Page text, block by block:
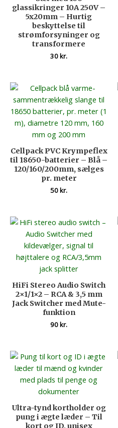
glassikringer 10A 250V –
5x20mm – Hurtig
beskyttelse til
strømforsyninger og
transformere
30kr.
Cellpack PVC Krympeflex
til 18650-batterier – Blå –
120/160/200mm, sælges
pr. meter
50kr.
HiFi Stereo Audio Switch
2×1/1×2 – RCA & 3,5 mm
Jack Switcher med Mute-
funktion
90kr.
Ultra-tynd kortholder og
pung i ægte læder – Til
kort og ID, unisex